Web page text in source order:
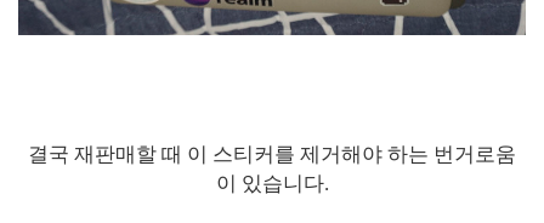
결국 재판매할 때 이 스티커를 제거해야 하는 번거로움
이 있습니다.